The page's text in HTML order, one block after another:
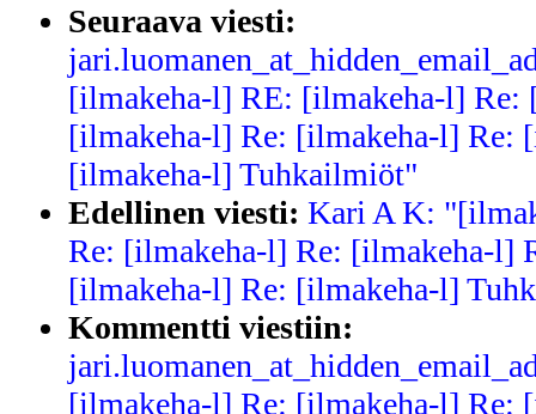
Seuraava viesti:
[ilmakeha-l] RE: [ilmakeha-l] Re:
[ilmakeha-l] Re: [ilmakeha-l] Re:
[ilmakeha-l] Tuhkailmiöt"
Edellinen viesti: Kari A K:
Re: [ilmakeha-l] Re: [ilmakeha-l]
[ilmakeha-l] Re: [ilmakeha-l]
Kommentti viestiin:
[ilmakeha-l] Re: [ilmakeha-l] Re: